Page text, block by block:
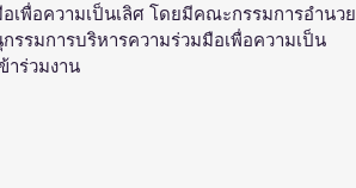
เพื่อความเป็นเลิศ โดยมีคณะกรรมการอำนวย
รมการบริหารความร่วมมือเพื่อความเป็น
าร่วมงาน